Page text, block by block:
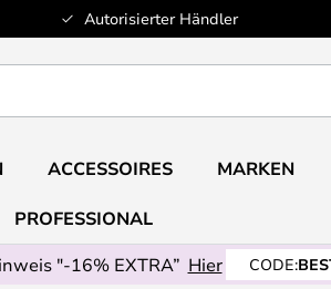
Autorisierter Händler
ACCESSOIRES MARKEN
PROFESSIONAL
"-16% EXTRA” Hier CODE: